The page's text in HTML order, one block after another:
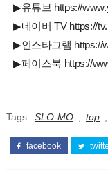
▶유튜브 https://
▶네이버 TV https://
▶인스타그램 https://
▶페이스북 https://
Tags: SLO-MO top
facebook